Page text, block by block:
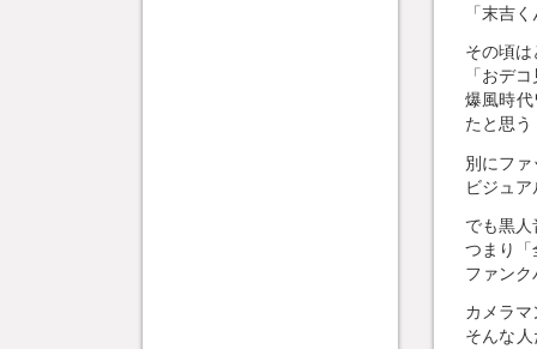
「末吉
その頃
「おデ
爆風時
たと思う
別にフ
ビジュ
でも黒
つまり「
ファン
カメラ
そんな